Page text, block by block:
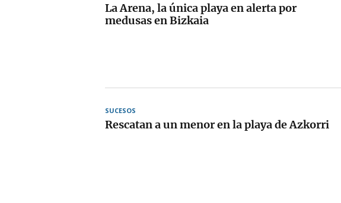
La Arena, la única playa en alerta por
medusas en Bizkaia
SUCESOS
Rescatan a un menor en la playa de Azkorri